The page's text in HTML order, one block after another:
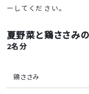
ーしてください。
夏野菜と鶏ささみ
2名分
鶏ささみ